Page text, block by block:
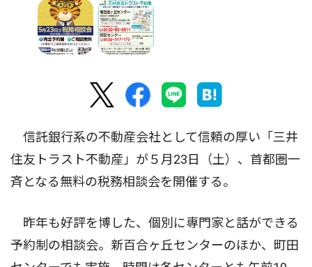
信託銀行系の不動産会社として信頼の厚い「三井
住友トラスト不動産」が５月23日（土）、首都圏一
斉となる無料の税務相談会を開催する。
昨年も好評を博した、個別に専門家と話ができる
予約制の相談会。新百合ヶ丘センターのほか、町田